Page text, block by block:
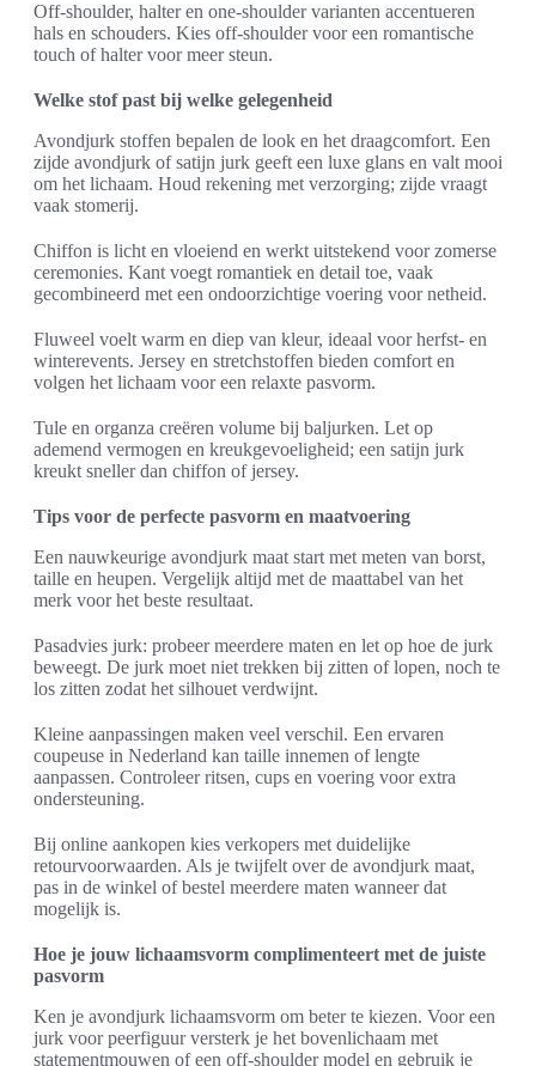
Off-shoulder, halter en one-shoulder varianten accentueren
hals en schouders. Kies off-shoulder voor een romantische
touch of halter voor meer steun.
Welke stof past bij welke gelegenheid
Avondjurk stoffen bepalen de look en het draagcomfort. Een
zijde avondjurk of satijn jurk geeft een luxe glans en valt mooi
om het lichaam. Houd rekening met verzorging; zijde vraagt
vaak stomerij.
Chiffon is licht en vloeiend en werkt uitstekend voor zomerse
ceremonies. Kant voegt romantiek en detail toe, vaak
gecombineerd met een ondoorzichtige voering voor netheid.
Fluweel voelt warm en diep van kleur, ideaal voor herfst- en
winterevents. Jersey en stretchstoffen bieden comfort en
volgen het lichaam voor een relaxte pasvorm.
Tule en organza creëren volume bij baljurken. Let op
ademend vermogen en kreukgevoeligheid; een satijn jurk
kreukt sneller dan chiffon of jersey.
Tips voor de perfecte pasvorm en maatvoering
Een nauwkeurige avondjurk maat start met meten van borst,
taille en heupen. Vergelijk altijd met de maattabel van het
merk voor het beste resultaat.
Pasadvies jurk: probeer meerdere maten en let op hoe de jurk
beweegt. De jurk moet niet trekken bij zitten of lopen, noch te
los zitten zodat het silhouet verdwijnt.
Kleine aanpassingen maken veel verschil. Een ervaren
coupeuse in Nederland kan taille innemen of lengte
aanpassen. Controleer ritsen, cups en voering voor extra
ondersteuning.
Bij online aankopen kies verkopers met duidelijke
retourvoorwaarden. Als je twijfelt over de avondjurk maat,
pas in de winkel of bestel meerdere maten wanneer dat
mogelijk is.
Hoe je jouw lichaamsvorm complimenteert met de juiste
pasvorm
Ken je avondjurk lichaamsvorm om beter te kiezen. Voor een
jurk voor peerfiguur versterk je het bovenlichaam met
statementmouwen of een off-shoulder model en gebruik je